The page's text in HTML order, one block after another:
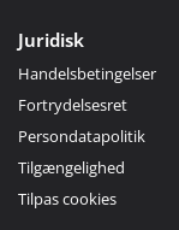
Juridisk
Handelsbetingelser
Fortrydelsesret
Persondatapolitik
Tilgængelighed
Tilpas cookies